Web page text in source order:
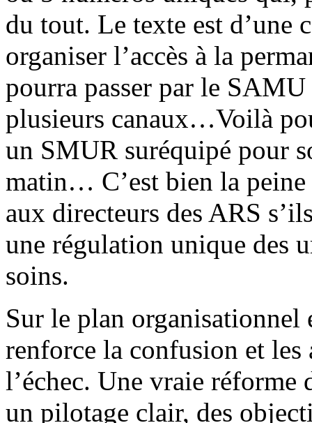
du tout. Le texte est d’une
organiser l’accès à la
pourra passer par le
plusieurs canaux…Voilà
un SMUR suréquipé pour
matin… C’est bien la
aux directeurs des ARS
une régulation unique des
soins.
Sur le plan
renforce la confusion et les
l’échec. Une vraie réforme
un pilotage clair, des